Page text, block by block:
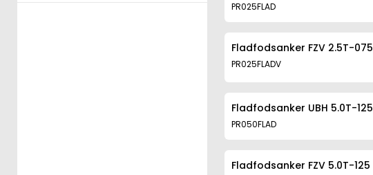
PR025FLAD
Fladfodsanker FZV 2.5T-075
PR025FLADV
Fladfodsanker UBH 5.0T-125
PR050FLAD
Fladfodsanker FZV 5.0T-125